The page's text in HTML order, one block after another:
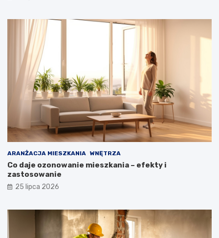
ARANŻACJA MIESZKANIA WNĘTRZA
Co daje ozonowanie mieszkania – efekty i
zastosowanie
25 lipca 2026